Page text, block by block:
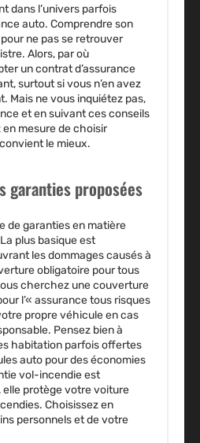
dans l’univers parfois
auto. Comprendre son
ne pas se retrouver
Alors, par où
un contrat d’assurance
surtout si vous n’en avez
Mais ne vous inquiétez pas,
et en suivant ces conseils
mesure de choisir
le mieux.
garanties proposées
degarantiesen matière
plus basique est
les dommages causés à
obligatoire pour tous
cherchez une couverture
l’« assurance tous risques
propre véhicule en cas
Pensez bien à
habitation parfois offertes
auto pour des économies
vol-incendie est
elle protège votre voiture
Choisissez en
personnels et de votre